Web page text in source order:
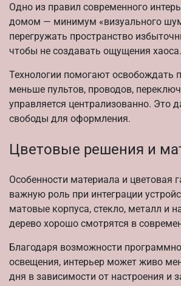
Одно из правил современного
домом — минимум «визуального
перегружать пространство
чтобы не создавать ощущения хаоса.
Технологии помогают освобождать
меньше пультов, проводов,
управляется централизованно. Это
свободы для оформления.
Цветовые решения и
Особенности материала и цветовая
важную роль при интеграции
матовые корпуса, стекло, металл и
дерево хорошо смотрятся в
Благодаря возможности
освещения, интерьер может живо
дня в зависимости от настроения и